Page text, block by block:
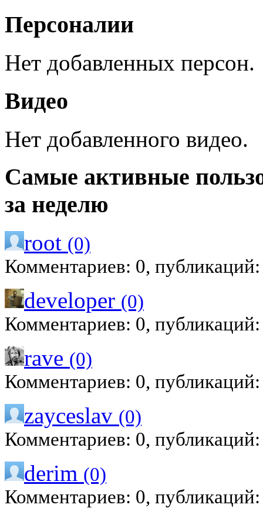
Персоналии
Нет добавленных персон.
Видео
Нет добавленного видео.
Самые активные
за неделю
root (0)
Комментариев: 0,
developer (0)
Комментариев: 0,
rave (0)
Комментариев: 0,
zayceslav (0)
Комментариев: 0,
derim (0)
Комментариев: 0,